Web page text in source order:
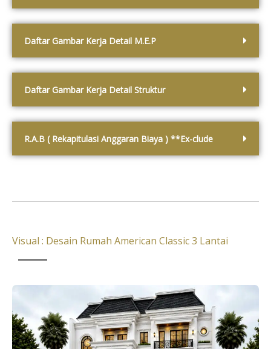
Daftar Gambar Kerja Detail M.E.P
Daftar Gambar Kerja Detail Struktur
R.A.B ( Rekapitulasi Anggaran Biaya ) **Ex-clude
Visual : Desain Rumah American Classic 3 Lantai